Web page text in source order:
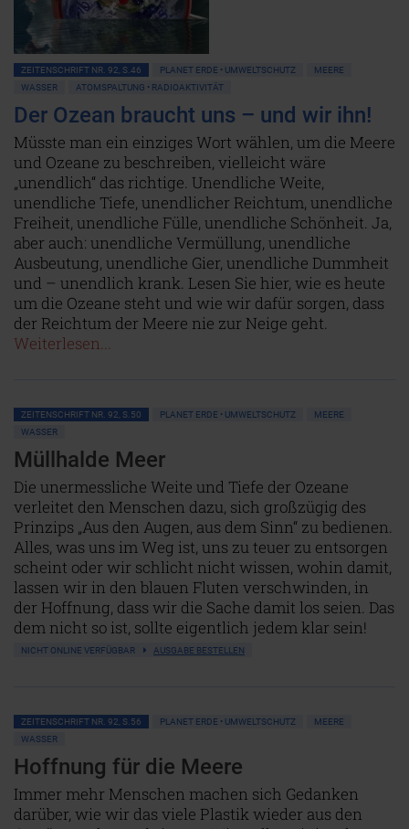
ZEITENSCHRIFT NR. 92, S.46 PLANET ERDE • UMWELTSCHUTZ
MEERE
WASSER
ATOMSPALTUNG • RADIOAKTIVITÄT
Der Ozean braucht uns – und wir ihn!
Müsste man ein einziges Wort wählen, um die Meere
und Ozeane zu beschreiben, vielleicht wäre
„unendlich“ das richtige. Unendliche Weite,
unendliche Tiefe, unendlicher Reichtum, unendliche
Freiheit, unendliche Fülle, unendliche Schönheit. Ja,
aber auch: unendliche Vermüllung, unendliche
Ausbeutung, unendliche Gier, unendliche Dummheit
und – unendlich krank. Lesen Sie hier, wie es heute
um die Ozeane steht und wie wir dafür sorgen, dass
der Reichtum der Meere nie zur Neige geht.
Weiterlesen...
ZEITENSCHRIFT NR. 92, S.50 PLANET ERDE • UMWELTSCHUTZ
MEERE
WASSER
Müllhalde Meer
Die unermessliche Weite und Tiefe der Ozeane
verleitet den Menschen dazu, sich großzügig des
Prinzips „Aus den Augen, aus dem Sinn“ zu bedienen.
Alles, was uns im Weg ist, uns zu teuer zu entsorgen
scheint oder wir schlicht nicht wissen, wohin damit,
lassen wir in den blauen Fluten verschwinden, in
der Hoffnung, dass wir die Sache damit los seien. Das
dem nicht so ist, sollte eigentlich jedem klar sein!
NICHT ONLINE VERFÜGBAR AUSGABE BESTELLEN
ZEITENSCHRIFT NR. 92, S.56 PLANET ERDE • UMWELTSCHUTZ
MEERE
WASSER
Hoffnung für die Meere
Immer mehr Menschen machen sich Gedanken
darüber, wie wir das viele Plastik wieder aus den